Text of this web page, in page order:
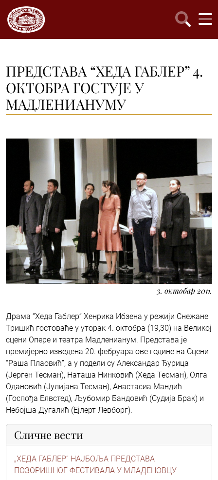
ПРЕДСТАВА “ХЕДА ГАБЛЕР” 4.
ОКТОБРА ГОСТУЈЕ У
МАДЛЕНИАНУМУ
3. октобар 2011.
Драма “Хеда Габлер” Хенрика Ибзена у режији Снежане
Тришић гостоваће у уторак 4. октобра (19,30) на Великој
сцени Опере и театра Мадленианум. Представа је
премијерно изведена 20. фебруара ове године на Сцени
“Раша Плаовић”, а у подели су Александар Ђурица
(Јерген Тесман), Наташа Нинковић (Хеда Тесман), Олга
Одановић (Јулијана Тесман), Анастасиа Мандић
(Госпођа Елвстед), Љубомир Бандовић (Судија Брак) и
Небојша Дугалић (Ејлерт Левборг).
Сличне вести
„ХЕДА ГАБЛЕР” НАЈБОЉА ПРЕДСТАВА
ПОЗОРИШНОГ ФЕСТИВАЛА У МЛАДЕНОВЦУ